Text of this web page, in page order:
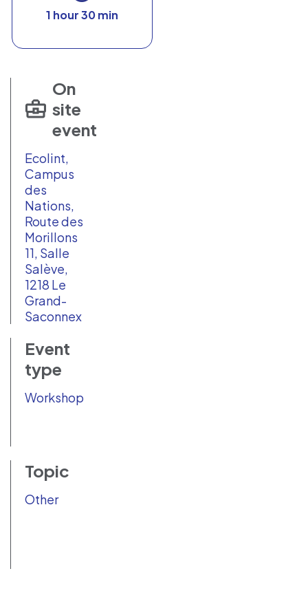
1 hour 30 min
On
site
event
Ecolint,
Campus
des
Nations,
Route des
Morillons
11, Salle
Salève,
1218 Le
Grand-
Saconnex
Event
type
Workshop
Topic
Other